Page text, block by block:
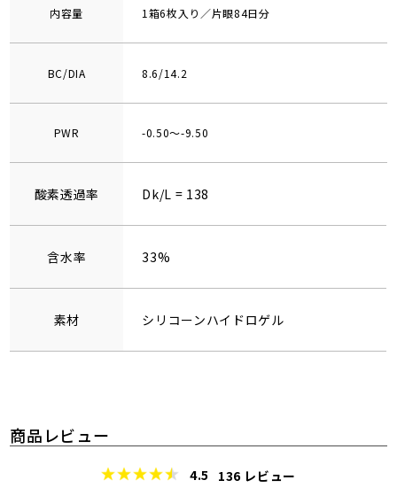
内容量 1箱6枚入り／片眼84日分
BC/DIA 8.6/14.2
PWR -0.50～-9.50
酸素透過率 Dk/L = 138
含水率 33%
素材 シリコーンハイドロゲル
商品レビュー
4.5 136 レビュー